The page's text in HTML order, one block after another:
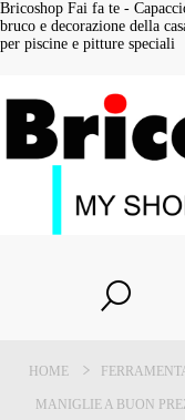
Bricoshop Fai fa te -
bruco e decorazione della
per piscine e pitture speciali
HOME
MANIGLIE A BUON